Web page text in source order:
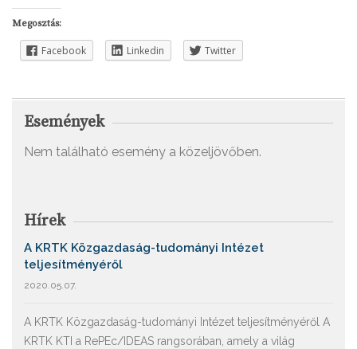
Megosztás:
Facebook Linkedin Twitter
Események
Nem található esemény a közeljövőben.
Hírek
A KRTK Közgazdaság-tudományi Intézet
teljesítményéről
2020.05.07.
A KRTK Közgazdaság-tudományi Intézet teljesítményéről A
KRTK KTI a RePEc/IDEAS rangsorában, amely a világ